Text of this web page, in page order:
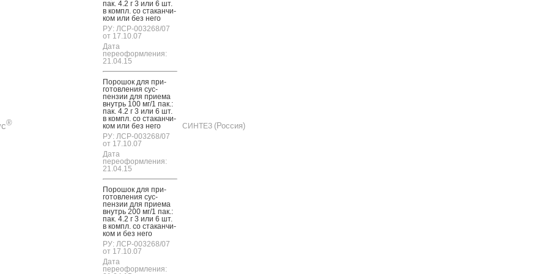
®
пак. 4.2 г 3 или 6 шт.
в компл. со ста­кан­чи­
ком или без не­го
РУ: ЛСР-003268/07
от 17.10.07
Дата
переоформления:
21.04.15
По­рошок для при­
готов­ле­ния сус­
пензии для при­ема
внутрь 100 мг/1 пак.:
пак. 4.2 г 3 или 6 шт.
в компл. со ста­кан­чи­
ком или без не­го
РУ: ЛСР-003268/07
от 17.10.07
Дата
переоформления:
21.04.15
По­рошок для при­
готов­ле­ния сус­
пензии для при­ема
внутрь 200 мг/1 пак.:
пак. 4.2 г 3 или 6 шт.
в компл. со ста­кан­чи­
ком и без не­го
РУ: ЛСР-003268/07
от 17.10.07
Дата
переоформления:
СИНТЕЗ (Россия)